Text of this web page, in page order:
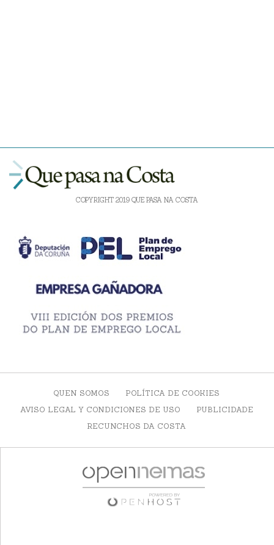
COPYRIGHT 2019 QUE PASA NA COSTA
QUEN SOMOS
POLÍTICA DE COOKIES
AVISO LEGAL Y CONDICIONES DE USO
PUBLICIDADE
RECUNCHOS DA COSTA